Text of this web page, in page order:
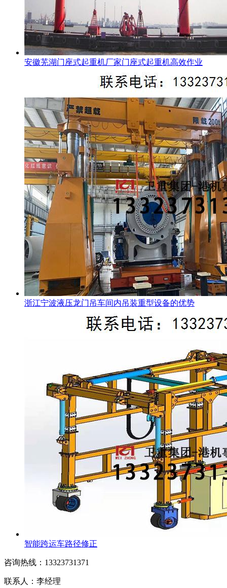
安徽芜湖门座式起重机厂家门座式起重机高效作业
浙江宁波液压龙门吊车间内吊装重型设备的优势
智能跨运车路径修正
咨询热线：13323731371
联系人：李经理